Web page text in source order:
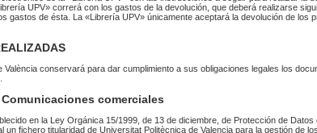
UPV» correrá con los gastos de la devolución, que deberá realizarse
gastos de ésta. La «Librería UPV» únicamente aceptará la devolución de
València conservará para dar cumplimiento a sus obligaciones legales los
comerciales
en la Ley Orgánica 15/1999, de 13 de diciembre, de Protección de
un fichero titularidad de Universitat Politècnica de Valencia para la gestión de